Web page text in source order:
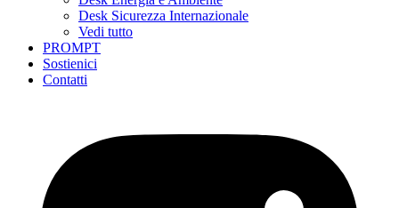
Desk Sicurezza Internazionale
Vedi tutto
PROMPT
Sostienici
Contatti